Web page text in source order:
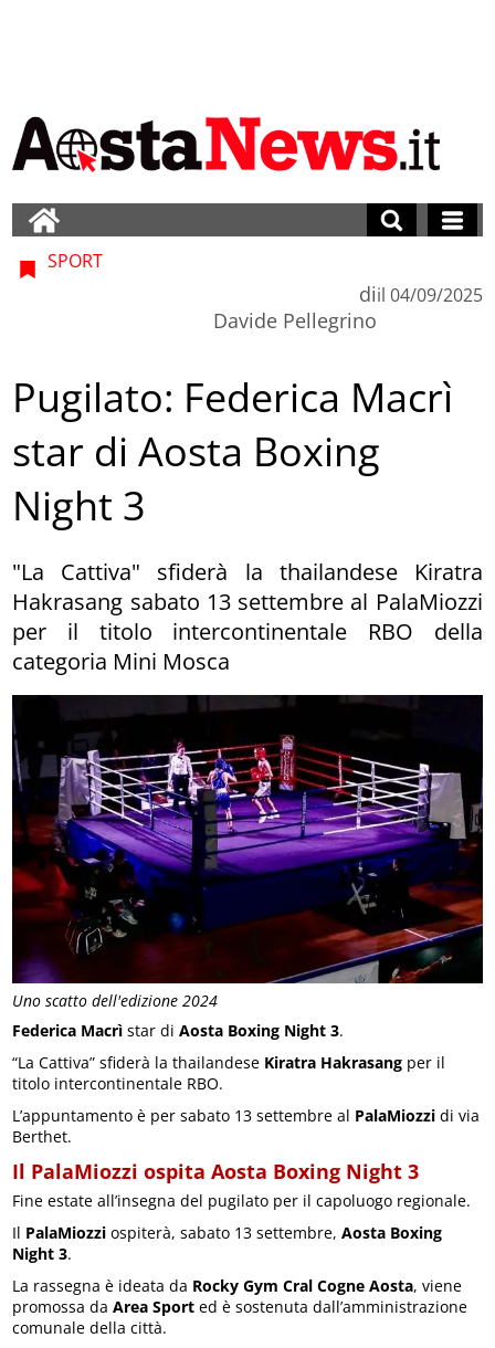
Uno scatto dell'edizione 2024
SPORT
di
Davide Pellegrino
il 04/09/2025
Pugilato: Federica Macrì
star di Aosta Boxing
Night 3
"La Cattiva" sfiderà la thailandese Kiratra
Hakrasang sabato 13 settembre al PalaMiozzi
per il titolo intercontinentale RBO della
categoria Mini Mosca
Federica Macrì star diAosta Boxing Night 3.
“La Cattiva” sfiderà la thailandese Kiratra Hakrasang per il
titolo intercontinentale RBO.
L’appuntamento è per sabato 13 settembre al PalaMiozzi di via
Berthet.
Il PalaMiozzi ospita Aosta Boxing Night 3
Fine estate all’insegna del pugilato per il capoluogo regionale.
Il PalaMiozzi ospiterà, sabato 13 settembre,Aosta Boxing
Night 3.
La rassegna è ideata da Rocky Gym Cral Cogne Aosta, viene
promossa daArea Sport ed è sostenuta dall’amministrazione
comunale della città.